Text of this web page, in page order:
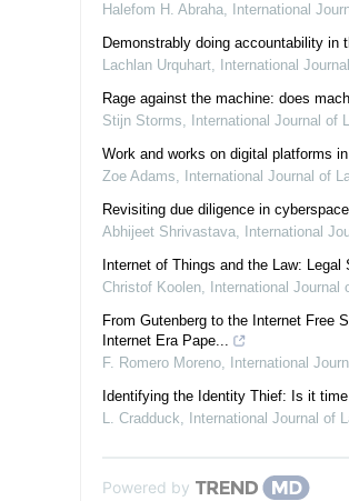
Halefom H. Abraha, International
Demonstrably doing accountability in
Lachlan Urquhart, International
Rage against the machine: does
Stijn Storms, International Journal of
Work and works on digital platforms
Zoe Adams, International Journal of
Revisiting due diligence in
Abhijeet Shrivastava, International
Internet of Things and the Law:
Christof Koolen,
International
From Gutenberg to the Internet Free
Internet Era Pape...
F. Romero Moreno, International
Identifying the Identity Thief: Is it
L. Cradduck, International Journal of
Powered by